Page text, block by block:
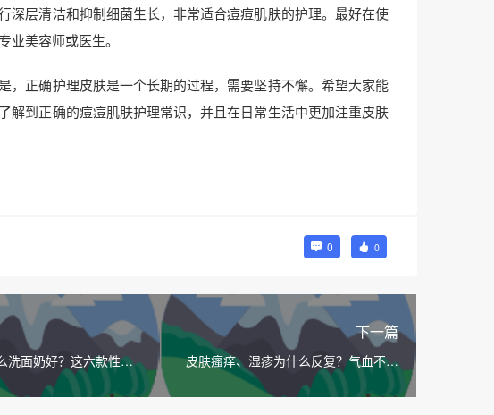
深层清洁和抑制细菌生长，非常适合痘痘肌肤的护理。最好在使
业美容师或医生。
，正确护理皮肤是一个长期的过程，需要坚持不懈。希望大家能
解到正确的痘痘肌肤护理常识，并且在日常生活中更加注重皮肤
0 0
洗面奶好？这六款性价
下一篇
皮肤瘙痒、湿疹为什么反复？气血不顺
的原因？有什么缓解方法？